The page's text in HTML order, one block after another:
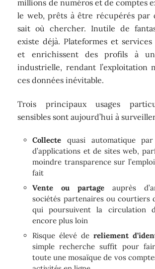
millions de numéros et de comptes
le web, prêts à être récupérés par
sait où chercher. Inutile de
existe déjà. Plateformes et
et enrichissent des profils à
industrielle, rendant l’exploitation
ces données inévitable.
Trois principaux usages
sensibles sont aujourd’hui à
Collecte quasi automatique par
d’applications et de sites web,
moindre transparence sur
fait
Vente ou partage auprès
sociétés partenaires ou courtiers
qui poursuivent la circulation
encore plus loin
Risque élevé de reliement
simple recherche suffit pour
toute une mosaïque de vos